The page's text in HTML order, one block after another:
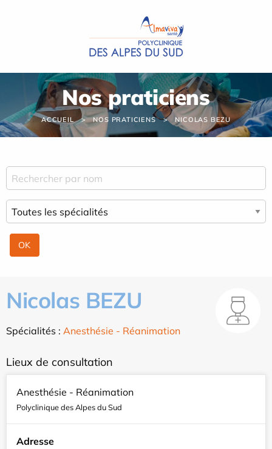
Nos praticiens
ACCUEIL NOS PRATICIENS NICOLAS BEZU
Nicolas BEZU
Spécialités : Anesthésie - Réanimation
Lieux de consultation
Anesthésie - Réanimation
Polyclinique des Alpes du Sud
Adresse